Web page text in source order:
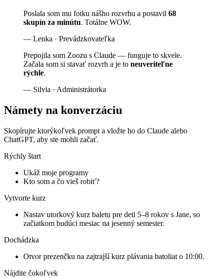
Poslala som mu fotku nášho rozvrhu a postavil 68
skupín za minútu. Totálne WOW.
— Lenka · Prevádzkovateľka
Prepojila som Zoozu s Claude — funguje to skvele.
Začala som si stavať rozvrh a je to neuveriteľne
rýchle.
— Silvia · Administrátorka
Námety na konverzáciu
Skopírujte ktorýkoľvek prompt a vložte ho do Claude alebo
ChatGPT, aby ste mohli začať.
Rýchly štart
Ukáž moje programy
Kto som a čo vieš robiť?
Vytvorte kurz
Nastav utorkový kurz baletu pre deti 5–8 rokov s Jane, so
začiatkom budúci mesiac na jesenný semester.
Dochádzka
Otvor prezenčku na zajtrajší kurz plávania batoliat o 10:00.
Nájdite čokoľvek